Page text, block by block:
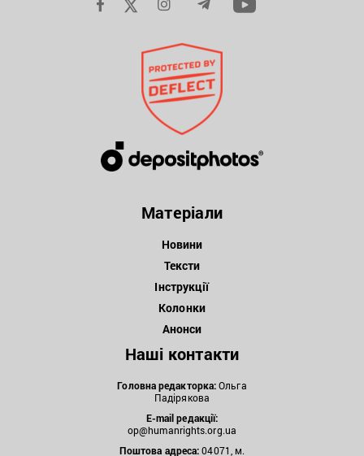
Матеріали
Новини
Тексти
Інструкції
Колонки
Анонси
Наші контакти
Головна редакторка:Ольга
Падірякова
E-mail редакції:
op@humanrights.org.ua
Поштова адреса:04071, м.